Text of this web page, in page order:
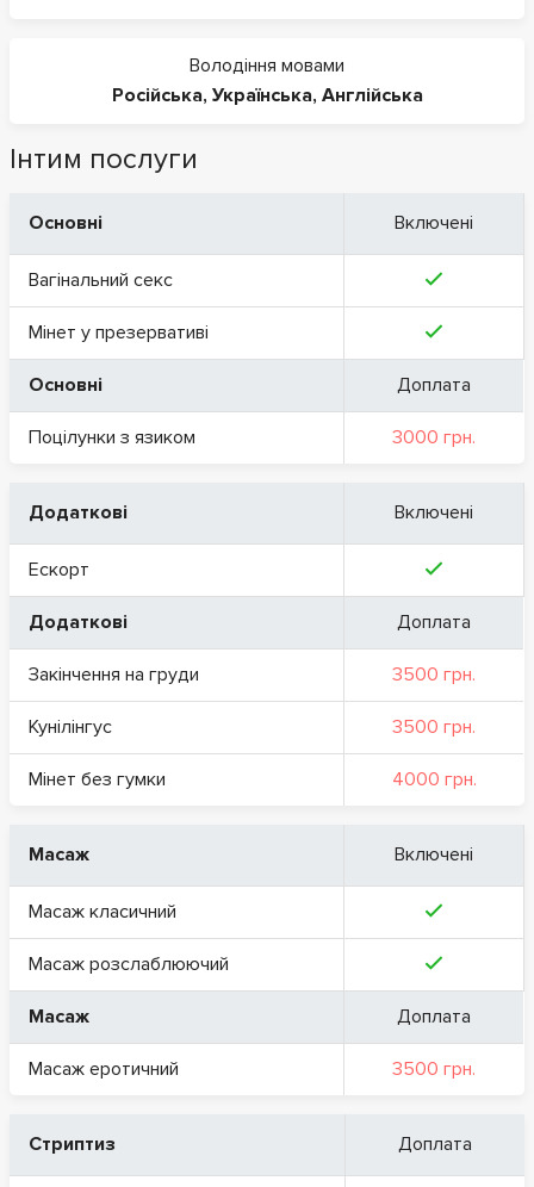
Володіння мовами
Російська, Українська, Англійська
Інтим послуги
Основні Включені
Вагінальний секс
Мінет у презервативі
Основні Доплата
Поцілунки з язиком 3000 грн.
Додаткові Включені
Ескорт
Додаткові Доплата
Закінчення на груди 3500 грн.
Кунілінгус 3500 грн.
Мінет без гумки 4000 грн.
Масаж Включені
Масаж класичний
Масаж розслаблюючий
Масаж Доплата
Масаж еротичний 3500 грн.
Стриптиз Доплата